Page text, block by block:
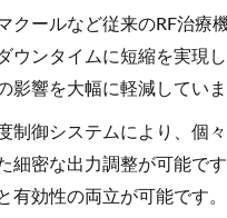
クールなど従来のRF治療
ウンタイムに短縮を実現
影響を大幅に軽減していま
制御システムにより、個
細密な出力調整が可能で
有効性の両立が可能です。